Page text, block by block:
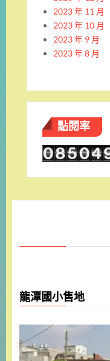
2023 年 11 月
2023 年 10 月
2023 年 9 月
2023 年 8 月
點閱率
龍潭國小售地